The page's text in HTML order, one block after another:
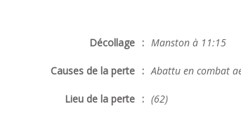
Décollage : Manston à 11:15
Causes de la perte : Abattu en combat
Lieu de la perte : (62)